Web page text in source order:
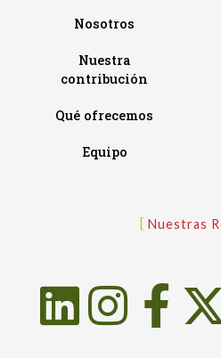
Nosotros
Nuestra
contribución
Qué ofrecemos
Equipo
Nuestras